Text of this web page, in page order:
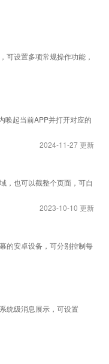
可设置多项常规操作功能，
唤起当前APP并打开对应的
2024-11-27 更新
，也可以截整个页面，可自
2023-10-10 更新
的安卓设备，可分别控制每
统级消息展示，可设置